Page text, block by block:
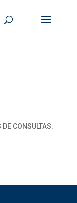
CONSULTAS: